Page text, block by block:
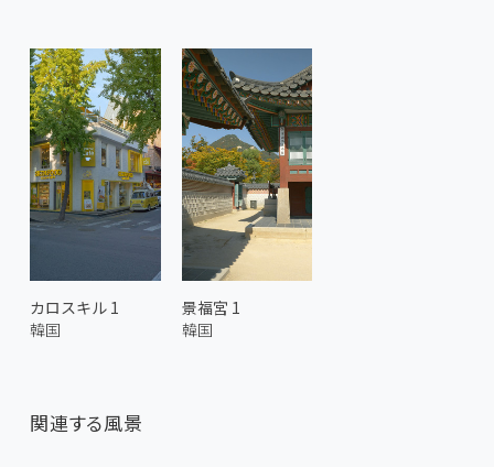
カロスキル 1
韓国
景福宮 1
韓国
関連する風景